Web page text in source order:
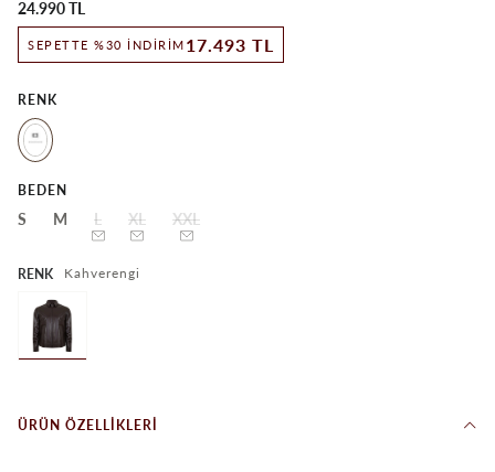
24.990 TL
SEPETTE %30 İNDIRIM 17.493 TL
RENK
BEDEN
S M L XL XXL
RENK Kahverengi
ÜRÜN ÖZELLIKLERI